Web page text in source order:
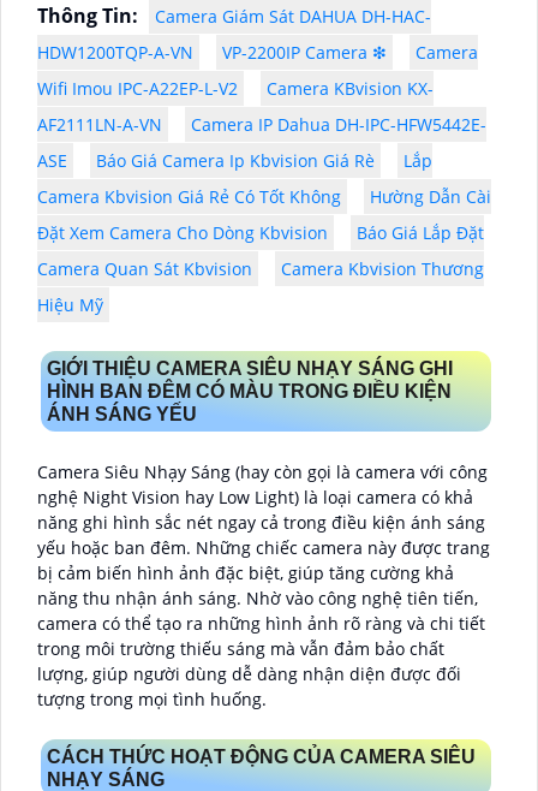
Thông Tin:
Camera Giám Sát DAHUA DH-HAC-
HDW1200TQP-A-VN
VP-2200IP Camera ❇
Camera
Wifi Imou IPC-A22EP-L-V2
Camera KBvision KX-
AF2111LN-A-VN
Camera IP Dahua DH-IPC-HFW5442E-
ASE
Báo Giá Camera Ip Kbvision Giá Rè
Lắp
Camera Kbvision Giá Rẻ Có Tốt Không
Hường Dẫn Cài
Đặt Xem Camera Cho Dòng Kbvision
Báo Giá Lắp Đặt
Camera Quan Sát Kbvision
Camera Kbvision Thương
Hiệu Mỹ
GIỚI THIỆU CAMERA SIÊU NHẠY SÁNG GHI
HÌNH BAN ĐÊM CÓ MÀU TRONG ĐIỀU KIỆN
ÁNH SÁNG YẾU
Camera Siêu Nhạy Sáng (hay còn gọi là camera với công
nghệ Night Vision hay Low Light) là loại camera có khả
năng ghi hình sắc nét ngay cả trong điều kiện ánh sáng
yếu hoặc ban đêm. Những chiếc camera này được trang
bị cảm biến hình ảnh đặc biệt, giúp tăng cường khả
năng thu nhận ánh sáng. Nhờ vào công nghệ tiên tiến,
camera có thể tạo ra những hình ảnh rõ ràng và chi tiết
trong môi trường thiếu sáng mà vẫn đảm bảo chất
lượng, giúp người dùng dễ dàng nhận diện được đối
tượng trong mọi tình huống.
CÁCH THỨC HOẠT ĐỘNG CỦA CAMERA SIÊU
NHẠY SÁNG